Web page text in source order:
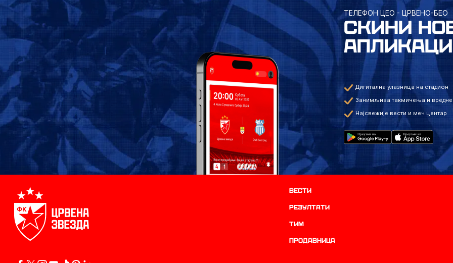
ТЕЛЕФОН ЦЕО - ЦРВЕНО-БЕО
СКИНИ
Дигитална улазница на стадион
Занимљива такмичења и вредне
Најсвежије вести и меч центар
Вести
резултати
ТИМ
продавница